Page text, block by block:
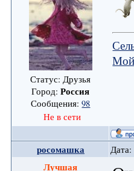
Статус: Друзья
Город:Россия
Сообщения:98
Не в сети
росомашка Дата:
Лучшая